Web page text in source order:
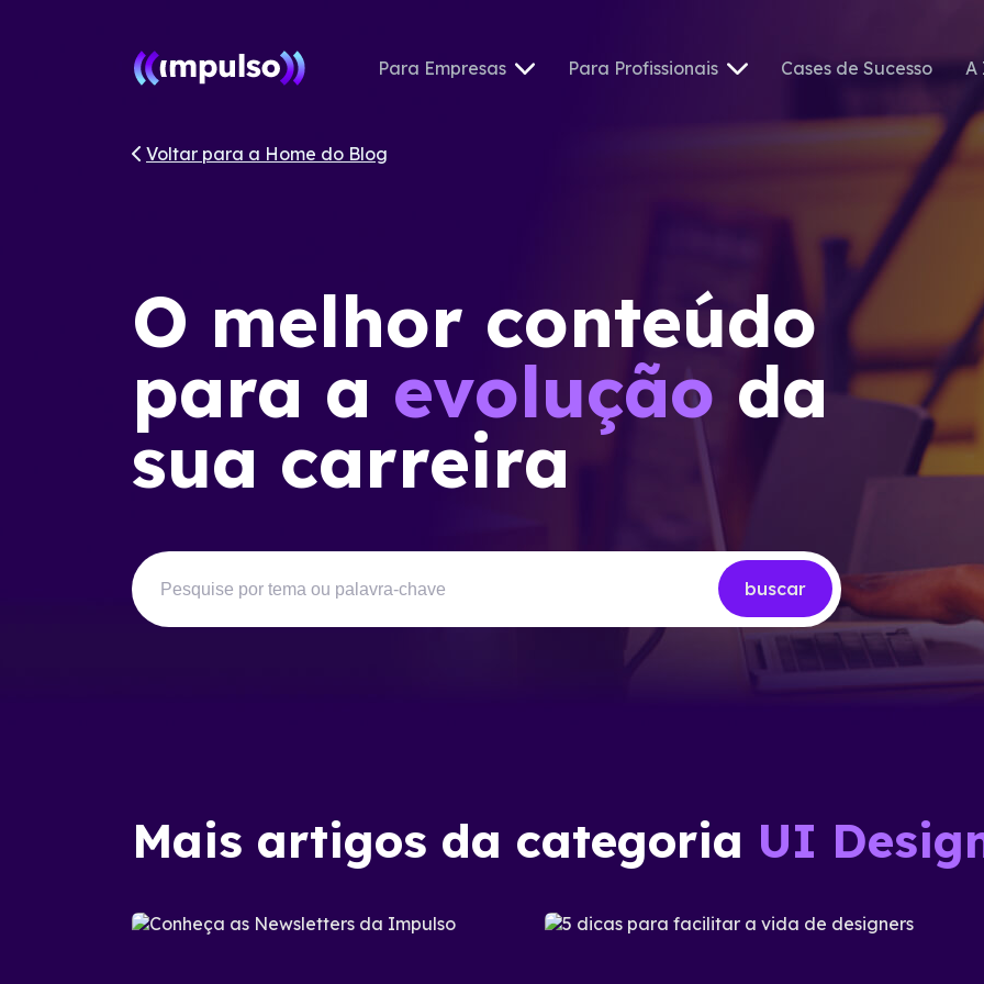
Para Empresas Para Profissionais Cases de Sucesso A
Voltar para a Home do Blog
O melhor conteúdo
para a evolução da
sua carreira
buscar
Mais artigos da categoria UI